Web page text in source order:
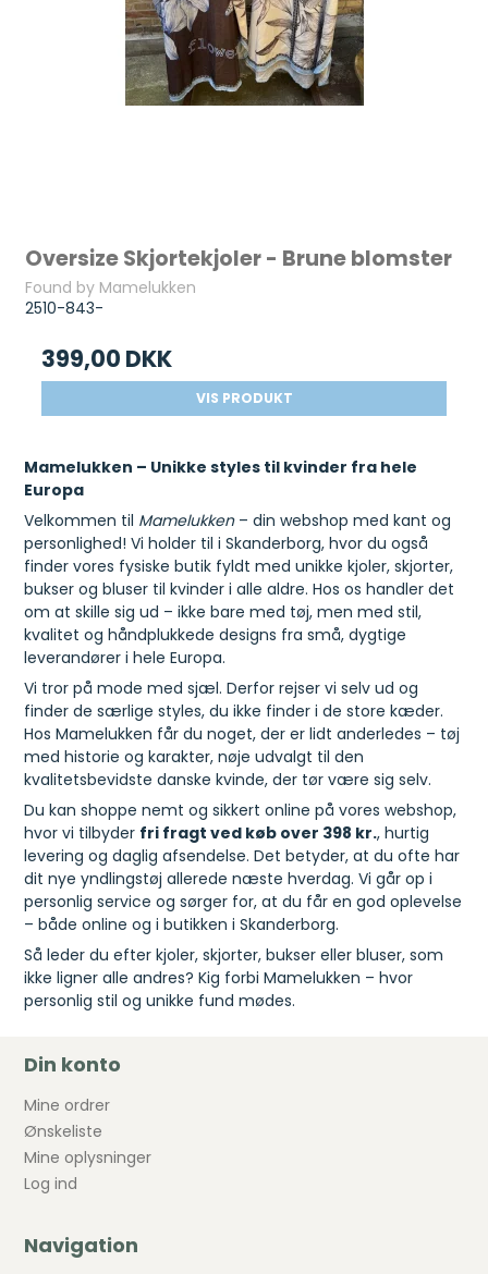
Oversize Skjortekjoler - Brune blomster
Found by Mamelukken
2510-843-
399,00 DKK
VIS PRODUKT
Mamelukken – Unikke styles til kvinder fra hele
Europa
Velkommen til Mamelukken– din webshop med kant og
personlighed! Vi holder til i Skanderborg, hvor du også
finder vores fysiske butik fyldt med unikke kjoler, skjorter,
bukser og bluser til kvinder i alle aldre. Hos os handler det
om at skille sig ud – ikke bare med tøj, men med stil,
kvalitet og håndplukkede designs fra små, dygtige
leverandører i hele Europa.
Vi tror på mode med sjæl. Derfor rejser vi selv ud og
finder de særlige styles, du ikke finder i de store kæder.
Hos Mamelukken får du noget, der er lidt anderledes – tøj
med historie og karakter, nøje udvalgt til den
kvalitetsbevidste danske kvinde, der tør være sig selv.
Du kan shoppe nemt og sikkert online på vores webshop,
hvor vi tilbyder fri fragt ved køb over 398 kr., hurtig
levering og daglig afsendelse. Det betyder, at du ofte har
dit nye yndlingstøj allerede næste hverdag. Vi går op i
personlig service og sørger for, at du får en god oplevelse
– både online og i butikken i Skanderborg.
Så leder du efter kjoler, skjorter, bukser eller bluser, som
ikke ligner alle andres? Kig forbi Mamelukken – hvor
personlig stil og unikke fund mødes.
Din konto
Mine ordrer
Ønskeliste
Mine oplysninger
Log ind
Navigation